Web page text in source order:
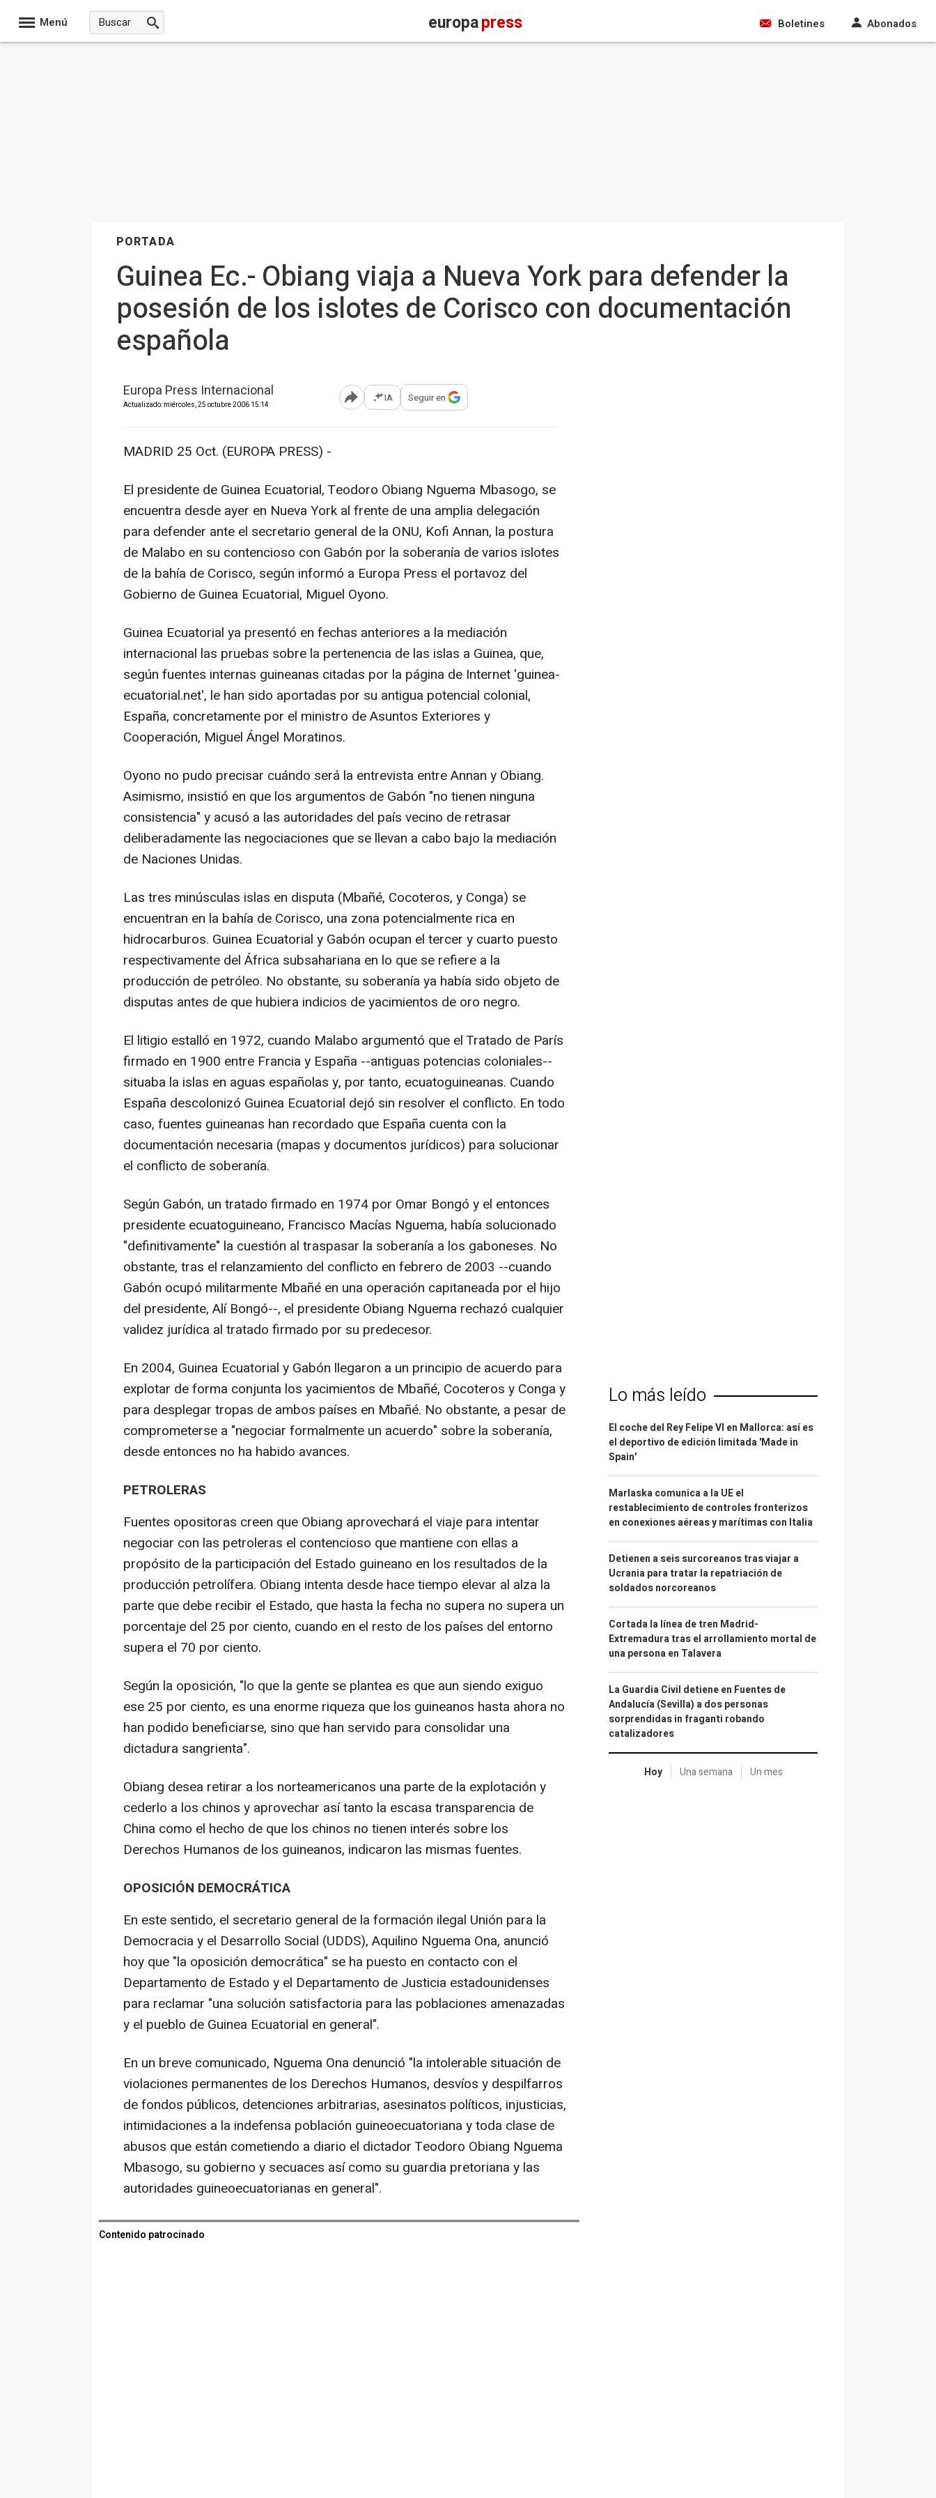
Menú europapress Boletines Abonados
PORTADA
Guinea Ec.- Obiang viaja a Nueva York para defender la
posesión de los islotes de Corisco con documentación
española
Europa Press Internacional
Actualizado: miércoles, 25 octubre 2006 15:14 Abrir opciones para compartir
IA Seguir en
MADRID 25 Oct. (EUROPA PRESS) -
El presidente de Guinea Ecuatorial, Teodoro Obiang Nguema Mbasogo, se
encuentra desde ayer en Nueva York al frente de una amplia delegación
para defender ante el secretario general de la ONU, Kofi Annan, la postura
de Malabo en su contencioso con Gabón por la soberanía de varios islotes
de la bahía de Corisco, según informó a Europa Press el portavoz del
Gobierno de Guinea Ecuatorial, Miguel Oyono.
Guinea Ecuatorial ya presentó en fechas anteriores a la mediación
internacional las pruebas sobre la pertenencia de las islas a Guinea, que,
según fuentes internas guineanas citadas por la página de Internet 'guinea-
ecuatorial.net', le han sido aportadas por su antigua potencial colonial,
España, concretamente por el ministro de Asuntos Exteriores y
Cooperación, Miguel Ángel Moratinos.
Oyono no pudo precisar cuándo será la entrevista entre Annan y Obiang.
Asimismo, insistió en que los argumentos de Gabón "no tienen ninguna
consistencia" y acusó a las autoridades del país vecino de retrasar
deliberadamente las negociaciones que se llevan a cabo bajo la mediación
de Naciones Unidas.
Las tres minúsculas islas en disputa (Mbañé, Cocoteros, y Conga) se
encuentran en la bahía de Corisco, una zona potencialmente rica en
hidrocarburos. Guinea Ecuatorial y Gabón ocupan el tercer y cuarto puesto
respectivamente del África subsahariana en lo que se refiere a la
producción de petróleo. No obstante, su soberanía ya había sido objeto de
disputas antes de que hubiera indicios de yacimientos de oro negro.
El litigio estalló en 1972, cuando Malabo argumentó que el Tratado de París
firmado en 1900 entre Francia y España --antiguas potencias coloniales--
situaba la islas en aguas españolas y, por tanto, ecuatoguineanas. Cuando
España descolonizó Guinea Ecuatorial dejó sin resolver el conflicto. En todo
caso, fuentes guineanas han recordado que España cuenta con la
documentación necesaria (mapas y documentos jurídicos) para solucionar
el conflicto de soberanía.
Según Gabón, un tratado firmado en 1974 por Omar Bongó y el entonces
presidente ecuatoguineano, Francisco Macías Nguema, había solucionado
"definitivamente" la cuestión al traspasar la soberanía a los gaboneses. No
obstante, tras el relanzamiento del conflicto en febrero de 2003 --cuando
Gabón ocupó militarmente Mbañé en una operación capitaneada por el hijo
del presidente, Alí Bongó--, el presidente Obiang Nguema rechazó cualquier
validez jurídica al tratado firmado por su predecesor.
En 2004, Guinea Ecuatorial y Gabón llegaron a un principio de acuerdo para
explotar de forma conjunta los yacimientos de Mbañé, Cocoteros y Conga y
para desplegar tropas de ambos países en Mbañé. No obstante, a pesar de
comprometerse a "negociar formalmente un acuerdo" sobre la soberanía,
desde entonces no ha habido avances.
PETROLERAS
Fuentes opositoras creen que Obiang aprovechará el viaje para intentar
negociar con las petroleras el contencioso que mantiene con ellas a
propósito de la participación del Estado guineano en los resultados de la
producción petrolífera. Obiang intenta desde hace tiempo elevar al alza la
parte que debe recibir el Estado, que hasta la fecha no supera no supera un
porcentaje del 25 por ciento, cuando en el resto de los países del entorno
supera el 70 por ciento.
Según la oposición, "lo que la gente se plantea es que aun siendo exiguo
ese 25 por ciento, es una enorme riqueza que los guineanos hasta ahora no
han podido beneficiarse, sino que han servido para consolidar una
dictadura sangrienta".
Obiang desea retirar a los norteamericanos una parte de la explotación y
cederlo a los chinos y aprovechar así tanto la escasa transparencia de
China como el hecho de que los chinos no tienen interés sobre los
Derechos Humanos de los guineanos, indicaron las mismas fuentes.
OPOSICIÓN DEMOCRÁTICA
En este sentido, el secretario general de la formación ilegal Unión para la
Democracia y el Desarrollo Social (UDDS), Aquilino Nguema Ona, anunció
hoy que "la oposición democrática" se ha puesto en contacto con el
Departamento de Estado y el Departamento de Justicia estadounidenses
para reclamar "una solución satisfactoria para las poblaciones amenazadas
y el pueblo de Guinea Ecuatorial en general".
En un breve comunicado, Nguema Ona denunció "la intolerable situación de
violaciones permanentes de los Derechos Humanos, desvíos y despilfarros
de fondos públicos, detenciones arbitrarias, asesinatos políticos, injusticias,
intimidaciones a la indefensa población guineoecuatoriana y toda clase de
abusos que están cometiendo a diario el dictador Teodoro Obiang Nguema
Mbasogo, su gobierno y secuaces así como su guardia pretoriana y las
autoridades guineoecuatorianas en general".
Contenido patrocinado
Lo más leído
El coche del Rey Felipe VI en Mallorca: así es
el deportivo de edición limitada 'Made in
Spain'
Marlaska comunica a la UE el
restablecimiento de controles fronterizos
en conexiones aéreas y marítimas con Italia
Detienen a seis surcoreanos tras viajar a
Ucrania para tratar la repatriación de
soldados norcoreanos
Cortada la línea de tren Madrid-
Extremadura tras el arrollamiento mortal de
una persona en Talavera
La Guardia Civil detiene en Fuentes de
Andalucía (Sevilla) a dos personas
sorprendidas in fraganti robando
catalizadores
Hoy Una semana Un mes